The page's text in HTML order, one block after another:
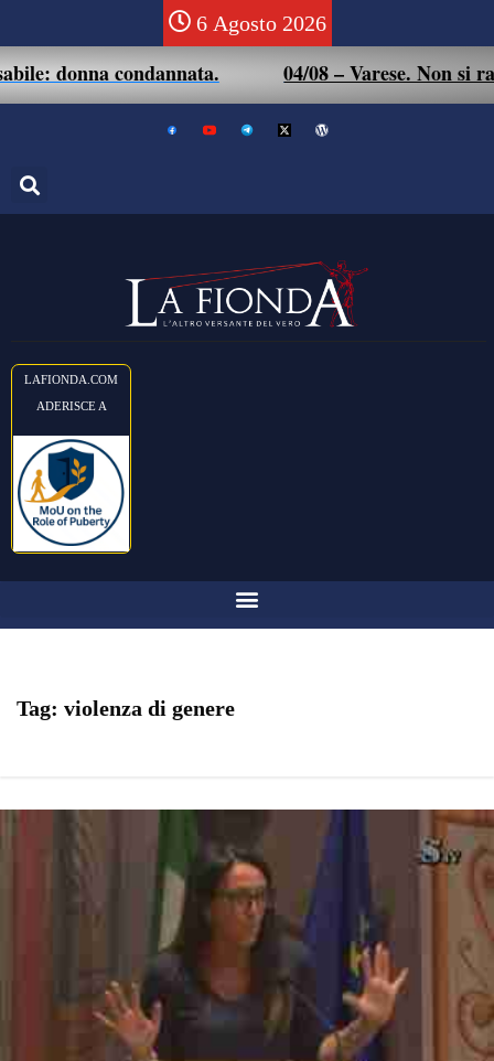
6 Agosto 2026
condannata. 04/08 – Varese. Non si rassegna
LAFIONDA.COM
ADERISCE A
Tag: violenza di genere